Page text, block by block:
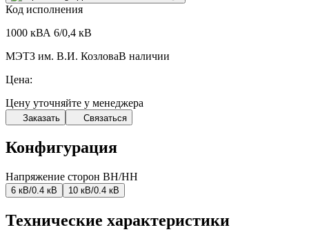
Код исполнения
1000 кВА 6/0,4 кВ
МЭТЗ им. В.И. КозловаВ наличии
Цена:
Цену уточняйте у менеджера
Заказать Связаться
Конфигурация
Напряжение сторон ВН/НН
6 кВ/0.4 кВ 10 кВ/0.4 кВ
Технические характеристики